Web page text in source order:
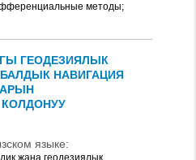
методы;
ГЕОДЕЗИЯЛЫК
НАВИГАЦИЯ
языке:
жана геодезиялык